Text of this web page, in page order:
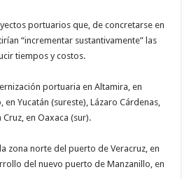
portuarios que, de concretarse en
“incrementar sustantivamente” las
tiempos y costos.
portuaria en Altamira, en
Yucatán (sureste), Lázaro Cárdenas,
en Oaxaca (sur).
zona norte del puerto de Veracruz, en
del nuevo puerto de Manzanillo, en